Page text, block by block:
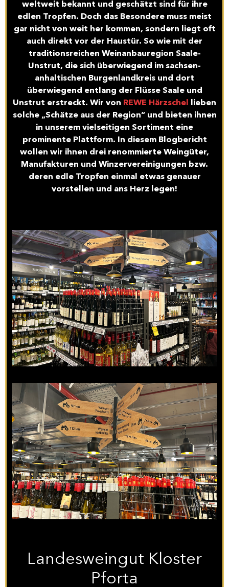
weltweit bekannt und geschätzt sind für ihre
edlen Tropfen. Doch das Besondere muss meist
gar nicht von weit her kommen, sondern liegt oft
auch direkt vor der Haustür. So wie mit der
traditionsreichen Weinanbauregion Saale-
Unstrut, die sich überwiegend im sachsen-
anhaltischen Burgenlandkreis und dort
überwiegend entlang der Flüsse Saale und
Unstrut erstreckt. Wir von REWE Härzschel lieben
solche „Schätze aus der Region“ und bieten ihnen
in unserem vielseitigen Sortiment eine
prominente Plattform. In diesem Blogbericht
wollen wir ihnen drei renommierte Weingüter,
Manufakturen und Winzervereinigungen bzw.
deren edle Tropfen einmal etwas genauer
vorstellen und ans Herz legen!
Landesweingut Kloster
Pforta